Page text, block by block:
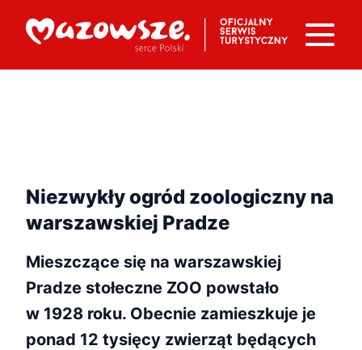
Niezwykły ogród zoologiczny na
warszawskiej Pradze
Mieszczące się na warszawskiej
Pradze stołeczne ZOO powstało
w 1928 roku. Obecnie zamieszkuje je
ponad 12 tysięcy zwierząt będących